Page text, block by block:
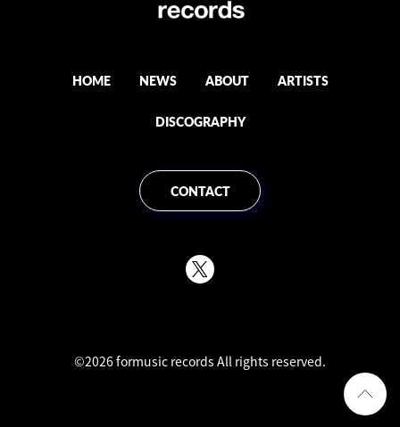
HOME NEWS ABOUT ARTISTS
DISCOGRAPHY
CONTACT
©2026 formusic records All rights reserved.